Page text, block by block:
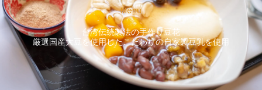
Menu
台湾伝統製法の手作り豆花
厳選国産大豆を使用したこだわりの自家製豆乳を使用